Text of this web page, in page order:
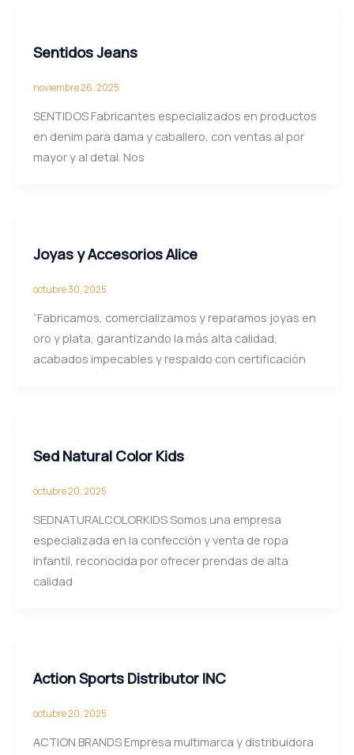
Sentidos Jeans
noviembre 26, 2025
SENTIDOS Fabricantes especializados en productos
en denim para dama y caballero, con ventas al por
mayor y al detal. Nos
Joyas y Accesorios Alice
octubre 30, 2025
“Fabricamos, comercializamos y reparamos joyas en
oro y plata, garantizando la más alta calidad,
acabados impecables y respaldo con certificación
Sed Natural Color Kids
octubre 20, 2025
SEDNATURALCOLORKIDS Somos una empresa
especializada en la confección y venta de ropa
infantil, reconocida por ofrecer prendas de alta
calidad
Action Sports Distributor INC
octubre 20, 2025
ACTION BRANDS Empresa multimarca y distribuidora